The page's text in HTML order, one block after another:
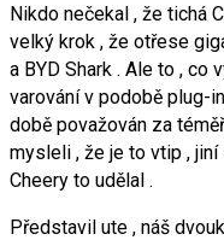
Nikdo nečekal , že tichá
velký krok , že otřese
a BYD Shark . Ale to , co
varování v podobě plug-
době považován za
mysleli , že je to vtip ,
Cheery to udělal .
Představil ute , náš